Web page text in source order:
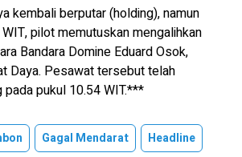
kembali berputar (holding), namun
pilot memutuskan mengalihkan
Bandara Domine Eduard Osok,
Daya. Pesawat tersebut telah
pukul 10.54 WIT.***
Gagal Mendarat
Headline